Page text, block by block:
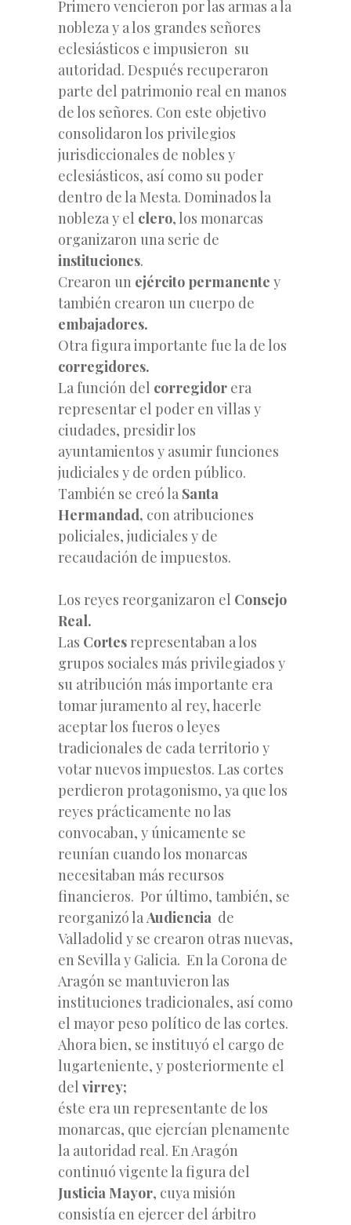
Primero vencieron por las armas a la
nobleza y a los grandes señores
eclesiásticos e impusieron su
autoridad. Después recuperaron
parte del patrimonio real en manos
de los señores. Con este objetivo
consolidaron los privilegios
jurisdiccionales de nobles y
eclesiásticos, así como su poder
dentro de la Mesta. Dominados la
nobleza y el clero, los monarcas
organizaron una serie de
instituciones.
Crearon un ejército permanente y
también crearon un cuerpo de
embajadores.
Otra figura importante fue la de los
corregidores.
La función del corregidor era
representar el poder en villas y
ciudades, presidir los
ayuntamientos y asumir funciones
judiciales y de orden público.
También se creó la Santa
Hermandad, con atribuciones
policiales, judiciales y de
recaudación de impuestos.
Los reyes reorganizaron el Consejo
Real.
Las Cortes representaban a los
grupos sociales más privilegiados y
su atribución más importante era
tomar juramento al rey, hacerle
aceptar los fueros o leyes
tradicionales de cada territorio y
votar nuevos impuestos. Las cortes
perdieron protagonismo, ya que los
reyes prácticamente no las
convocaban, y únicamente se
reunían cuando los monarcas
necesitaban más recursos
financieros. Por último, también, se
reorganizó laAudiencia de
Valladolid y se crearon otras nuevas,
en Sevilla y Galicia. En la Corona de
Aragón se mantuvieron las
instituciones tradicionales, así como
el mayor peso político de las cortes.
Ahora bien, se instituyó el cargo de
lugarteniente, y posteriormente el
del virrey;
éste era un representante de los
monarcas, que ejercían plenamente
la autoridad real. En Aragón
continuó vigente la figura del
Justicia Mayor, cuya misión
consistía en ejercer del árbitro